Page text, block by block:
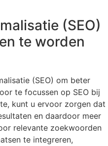
(SEO)
te worden
(SEO) om beter
te focussen op SEO bij
kunt u ervoor zorgen dat
en daardoor meer
relevante zoekwoorden
te integreren,